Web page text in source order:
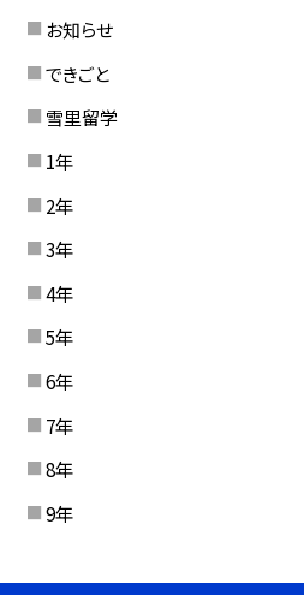
お知らせ
できごと
雪里留学
1年
2年
3年
4年
5年
6年
7年
8年
9年